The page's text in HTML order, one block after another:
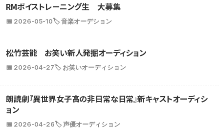
RMボイストレーニング生 大募集
📅 2026-05-10🏷️ 音楽オーデション
松竹芸能 お笑い新人発掘オーディション
📅 2026-04-27🏷️ お笑いオーディション
朗読劇『異世界女子高の非日常な日常』新キャストオーディシ
ョン
📅 2026-04-26🏷️ 声優オーディション